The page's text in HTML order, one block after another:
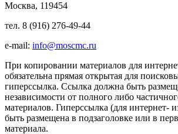
Москва, 119454
тел. 8 (916) 276-49-44
e-mail: info@moscmc.ru
При копировании материалов для
обязательна прямая открытая для
гиперссылка. Ссылка должна быть
независимости от полного либо
материалов. Гиперссылка (для интернет-
быть размещена в подзаголовке или в
материала.